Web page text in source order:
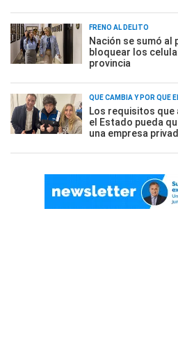
FRENO AL DELITO
Nación se sumó al
bloquear los
provincia
QUÉ CAMBIA Y POR QUÉ
Los requisitos que
el Estado pueda
una empresa